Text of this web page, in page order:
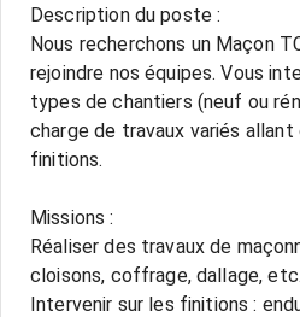
Description du poste :
Nous recherchons un Maçon
rejoindre nos équipes. Vous
types de chantiers (neuf ou
charge de travaux variés allant
finitions.
Missions :
Réaliser des travaux de
cloisons, coffrage, dallage,
Intervenir sur les finitions :